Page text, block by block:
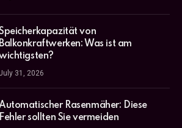
von
Balkonkraftwerken: Was ist am
31, 2026
Rasenmäher: Diese
Fehler sollten Sie vermeiden